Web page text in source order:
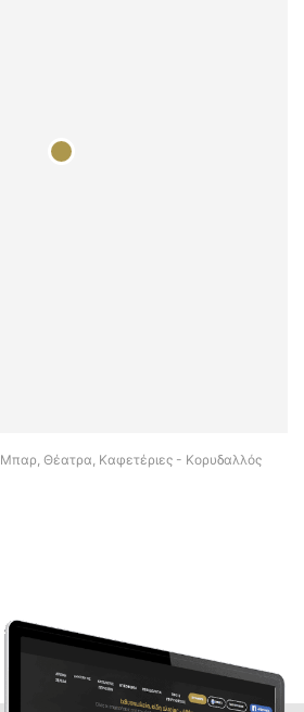
Μπαρ, Θέατρα, Καφετέριες - Κορυδαλλός